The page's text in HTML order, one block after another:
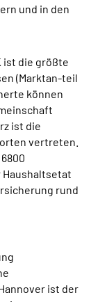
und in den
ist die größte
(Marktan-teil
können
ist die
vertreten.
rund
ist der